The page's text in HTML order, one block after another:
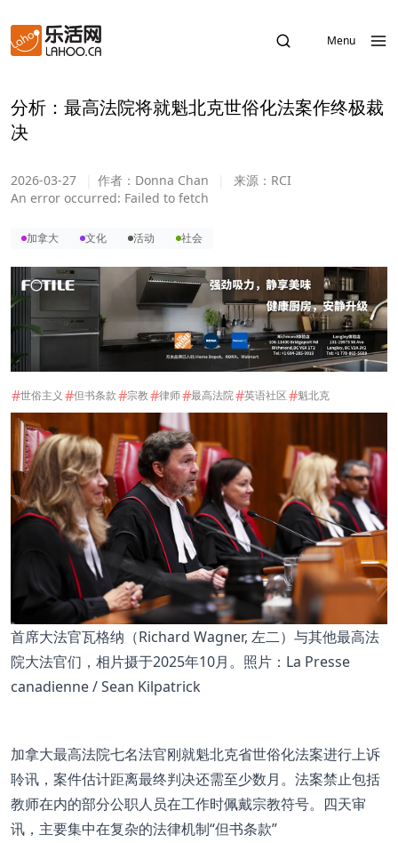
Menu
分析：最高法院将就魁北克世俗化法案作终极裁
决
2026-03-27 作者： Donna Chan 来源： RCI
An error occurred: Failed to fetch
加拿大 文化 活动 社会
#世俗主义 #但书条款#宗教#律师#最高法院#英语社区#魁北克
首席大法官瓦格纳（Richard Wagner, 左二）与其他最高法
院大法官们，相片摄于2025年10月。照片：La Presse
canadienne / Sean Kilpatrick
加拿大最高法院七名法官刚就魁北克省世俗化法案进行上诉
聆讯，案件估计距离最终判决还需至少数月。法案禁止包括
教师在内的部分公职人员在工作时佩戴宗教符号。四天审
讯，主要集中在复杂的法律机制“但书条款”